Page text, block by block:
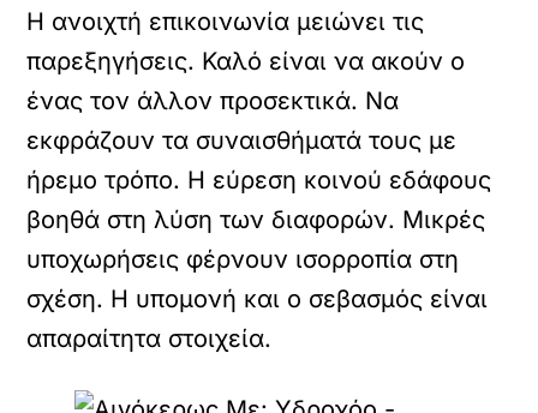
Η ανοιχτή επικοινωνία μειώνει τις
παρεξηγήσεις. Καλό είναι να ακούν ο
ένας τον άλλον προσεκτικά. Να
εκφράζουν τα συναισθήματά τους με
ήρεμο τρόπο. Η εύρεση κοινού εδάφους
βοηθά στη λύση των διαφορών. Μικρές
υποχωρήσεις φέρνουν ισορροπία στη
σχέση. Η υπομονή και ο σεβασμός είναι
απαραίτητα στοιχεία.